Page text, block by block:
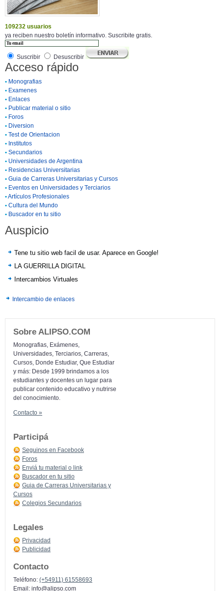
109232 usuarios
ya reciben nuestro boletín informativo. Suscribite gratis.
Suscribir Desuscribir
Acceso rápido
• Monografias
• Examenes
• Enlaces
• Publicar material o sitio
• Foros
• Diversion
• Test de Orientacion
• Institutos
• Secundarios
• Universidades de Argentina
• Residencias Universitarias
• Guia de Carreras Universitarias y Cursos
• Eventos en Universidades y Terciarios
•Artículos Profesionales
• Cultura del Mundo
• Buscador en tu sitio
Auspicio
Tene tu sitio web facil de usar. Aparece en Google!
LA GUERRILLA DIGITAL
Intercambios Virtuales
Intercambio de enlaces
Sobre ALIPSO.COM
Monografias, Exámenes,
Universidades, Terciarios, Carreras,
Cursos, Donde Estudiar, Que Estudiar
y más: Desde 1999 brindamos a los
estudiantes y docentes un lugar para
publicar contenido educativo y nutrirse
del conocimiento.
Contacto »
Participá
Seguinos en Facebook
Foros
Enviá tu material o link
Buscador en tu sitio
Guia de Carreras Universitarias y
Cursos
Colegios Secundarios
Legales
Privacidad
Publicidad
Contacto
Teléfono: (+54911) 61558693
Email: info@alipso.com